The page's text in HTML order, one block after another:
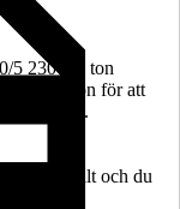
5 230V 5 ton
för att
digitalt och du